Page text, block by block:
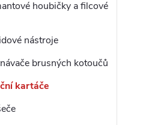
houbičky a filcové
nástroje
brusných kotoučů
kartáče